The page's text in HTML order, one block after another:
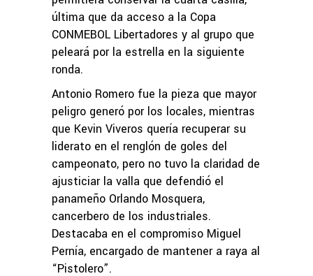
última que da acceso a la Copa
CONMEBOL Libertadores y al grupo que
peleará por la estrella en la siguiente
ronda.
Antonio Romero fue la pieza que mayor
peligro generó por los locales, mientras
que Kevin Viveros quería recuperar su
liderato en el renglón de goles del
campeonato, pero no tuvo la claridad de
ajusticiar la valla que defendió el
panameño Orlando Mosquera,
cancerbero de los industriales.
Destacaba en el compromiso Miguel
Pernía, encargado de mantener a raya al
“Pistolero”.